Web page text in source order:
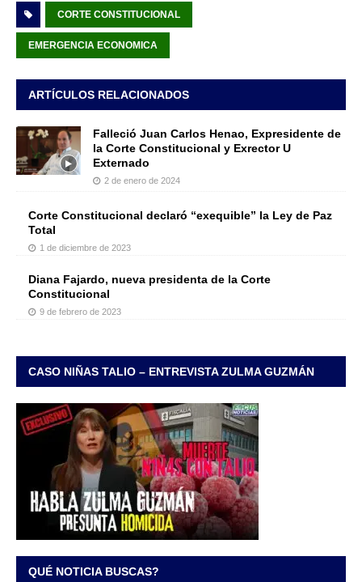
CORTE CONSTITUCIONAL
EMERGENCIA ECONOMICA
ARTÍCULOS RELACIONADOS
Falleció Juan Carlos Henao, Expresidente de
la Corte Constitucional y Exrector U
Externado
2 de enero de 2024
Corte Constitucional declaró “exequible” la Ley de Paz
Total
1 de diciembre de 2023
Diana Fajardo, nueva presidenta de la Corte
Constitucional
9 de febrero de 2023
CASO NIÑAS TALIO – ENTREVISTA ZULMA GUZMÁN
QUÉ NOTICIA BUSCAS?